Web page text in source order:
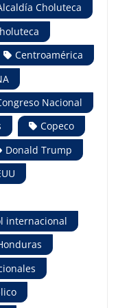
Choluteca
Centroamérica
Nacional
Copeco
Donald Trump
internacional